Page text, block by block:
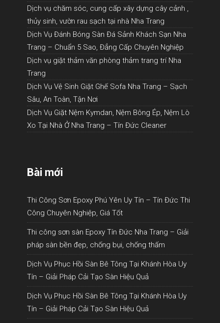
Dịch vụ chăm sóc, cung cấp xây dựng cây cảnh ,
thủy sinh, vườn rau sạch tại nhà Nha Trang
Dịch Vụ Đánh Bóng Sàn Đá Sảnh Khách Sạn Nha
Trang – Chuẩn 5 Sao, Đẳng Cấp Chuyên Nghiệp
Dịch vụ giặt thảm văn phòng thảm trang trí Nha
Trang
Dịch Vụ Vệ Sinh Giặt Ghế Sofa Nha Trang – Sạch
Sâu, An Toàn, Tận Nơi
Dịch Vụ Giặt Nệm Kymdan, Nệm Bông Ép, Nệm Lò
Xo Tại Nhà Ở Nha Trang – Tín Đức Cleaner
Bài mới
Thi Công Sơn Epoxy Phú Yên Uy Tín – Tín Đức Thi
Công Chuyên Nghiệp, Giá Tốt
Thi công sơn sàn Epoxy Tín Đức Nha Trang – Giải
pháp sàn bền đẹp, chống bụi, chống thấm
Dịch Vụ Phục Hồi Sàn Bê Tông Tại Khánh Hòa Uy
Tín – Giải Pháp Cải Tạo Sàn Hiệu Quả
Dịch Vụ Phục Hồi Sàn Bê Tông Tại Khánh Hòa Uy
Tín – Giải Pháp Cải Tạo Sàn Hiệu Quả